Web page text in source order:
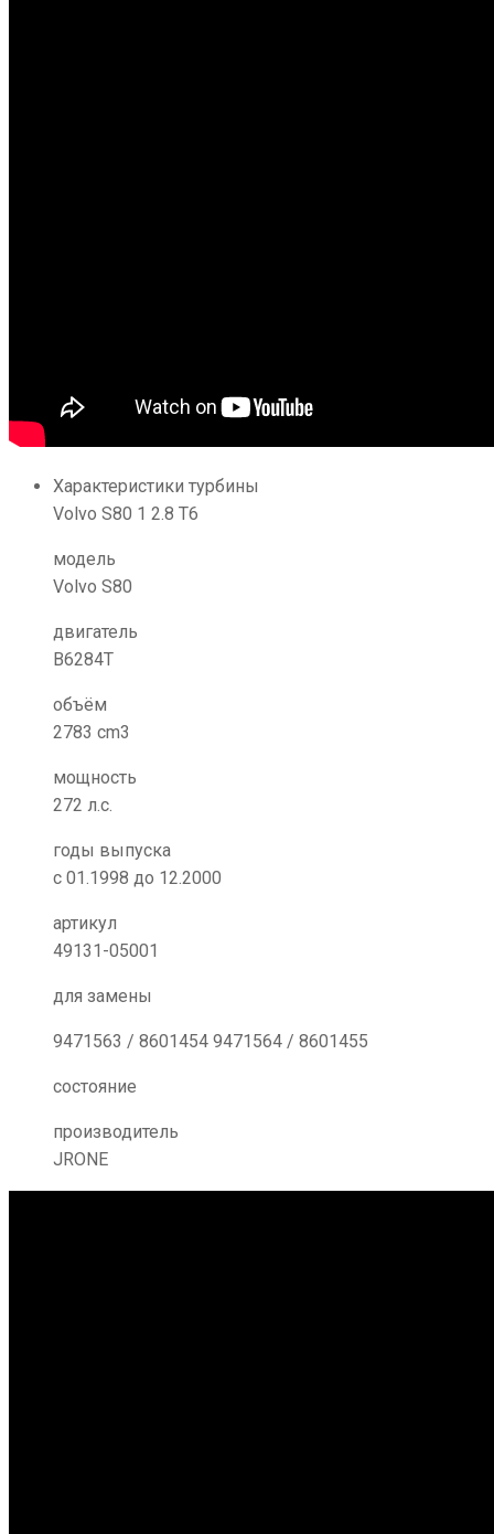
Характеристики турбины
Volvo S80 1 2.8 T6
модель
Volvo S80
двигатель
B6284T
объём
2783 cm3
мощность
272 л.с.
годы выпуска
с 01.1998 до 12.2000
артикул
49131-05001
для замены
9471563 / 8601454 9471564 / 8601455
состояние
производитель
JRONE